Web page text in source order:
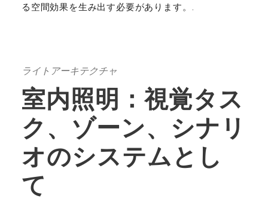
る空間効果を生み出す必要があります。.
ライトアーキテクチャ
室内照明：視覚タス
ク、ゾーン、シナリ
オのシステムとし
て